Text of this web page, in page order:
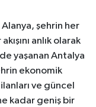
şehrin her
anlık olarak
yaşanan Antalya
ekonomik
ve güncel
kadar geniş bir